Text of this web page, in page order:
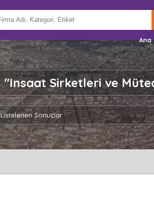
Ana
"Insaat Sirketleri ve
Listelenen Sonuçlar